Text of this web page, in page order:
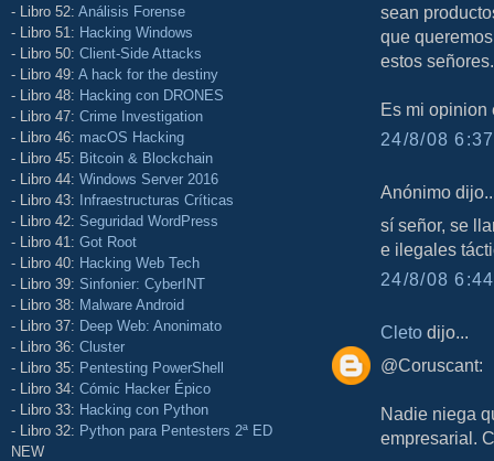
- Libro 52: Análisis Forense
- Libro 51: Hacking Windows
- Libro 50: Client-Side Attacks
- Libro 49: A hack for the destiny
- Libro 48: Hacking con DRONES
- Libro 47: Crime Investigation
- Libro 46: macOS Hacking
- Libro 45: Bitcoin & Blockchain
- Libro 44: Windows Server 2016
- Libro 43: Infraestructuras Críticas
- Libro 42: Seguridad WordPress
- Libro 41: Got Root
- Libro 40: Hacking Web Tech
- Libro 39: Sinfonier: CyberINT
- Libro 38: Malware Android
- Libro 37: Deep Web: Anonimato
- Libro 36: Cluster
- Libro 35: Pentesting PowerShell
- Libro 34: Cómic Hacker Épico
- Libro 33: Hacking con Python
- Libro 32: Python para Pentesters 2ª ED
NEW
sean
que
estos señores.
Es mi opinion
24/8/08
Anónimo
sí señor, se
e ilegales
24/8/08
Cleto dijo...
@Coruscant:
Nadie niega
empresarial.